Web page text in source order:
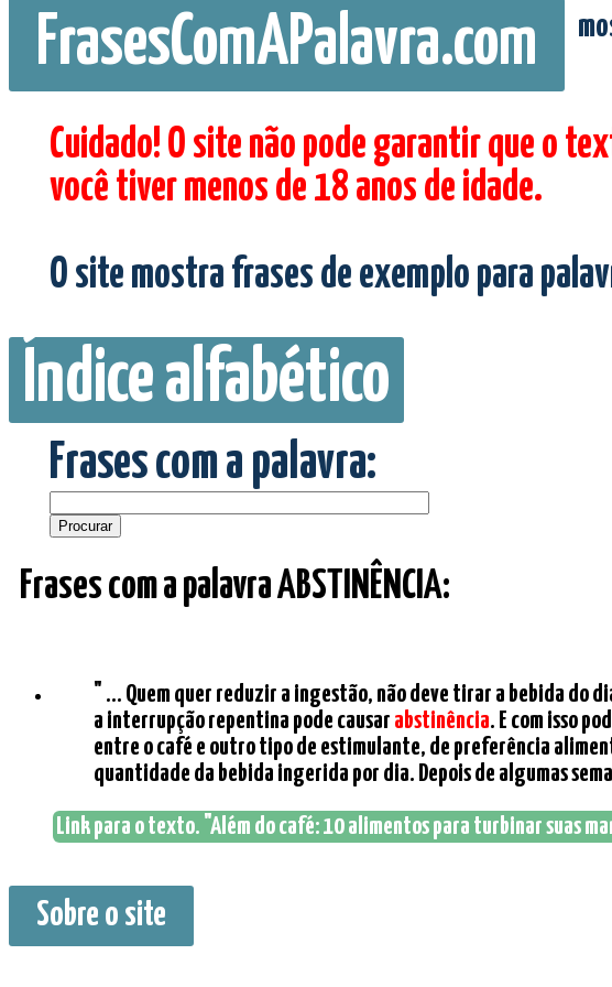
FrasesComAPalavra.com
Cuidado! O site não pode garantir que o
você tiver menos de 18 anos de idade.
O site mostra frases de exemplo para
Índice alfabético
Frases com a palavra:
Frases com a palavra ABSTINÊNCIA:
" ... Quem quer reduzir a ingestão, não deve tirar a bebida do
a interrupção repentina pode causar abstinência. E com isso
entre o café e outro tipo de estimulante, de preferência
quantidade da bebida ingerida por dia. Depois de algumas
Link para o texto. "Além do café: 10 alimentos para turbinar suas
Sobre o site